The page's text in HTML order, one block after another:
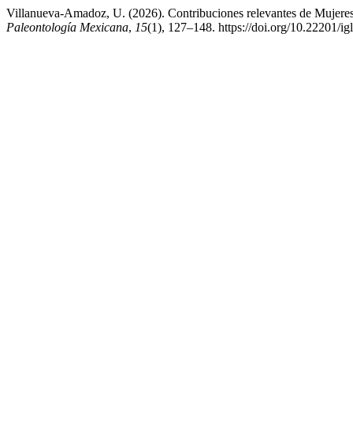
Villanueva-Amadoz, U. (2026). Contribuciones relevantes de
Paleontología Mexicana, 15(1), 127–148. https://doi.org/10.22201/